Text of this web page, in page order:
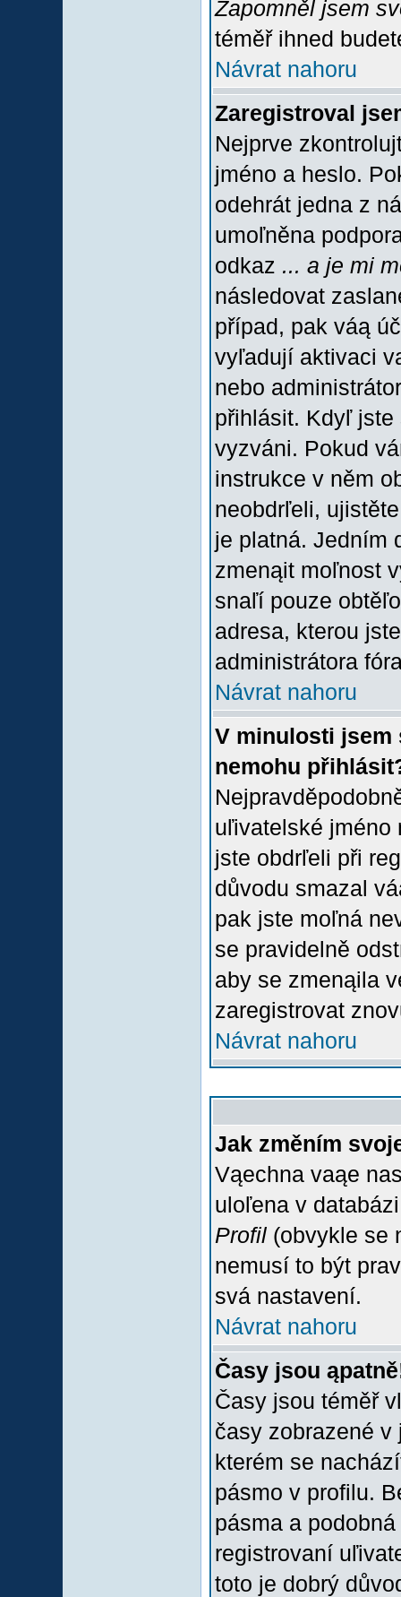
Zapomněl jsem
téměř ihned
Návrat nahoru
Zaregistroval
Nejprve
jméno a heslo.
odehrát jedna z
umoľněna
odkaz ... a je mi
následovat
případ, pak váą
vyľadují aktivaci
nebo
přihlásit. Kdyľ
vyzváni. Pokud
instrukce v něm
neobdrľeli,
je platná. Jedním
zmenąit moľnost
snaľí pouze
adresa, kterou
administrátora
Návrat nahoru
V minulosti jsem
nemohu
uľivatelské jméno
jste obdrľeli při
důvodu smazal
pak jste moľná
se pravidelně
aby se zmenąila
zaregistrovat
Návrat nahoru
Jak změním
Vąechna vaąe
uloľena v
Profil (obvykle se
nemusí to být
svá nastavení.
Návrat nahoru
Časy jsou
Časy jsou téměř
časy zobrazené
kterém se
pásmo v profilu.
pásma a
registrovaní
toto je dobrý